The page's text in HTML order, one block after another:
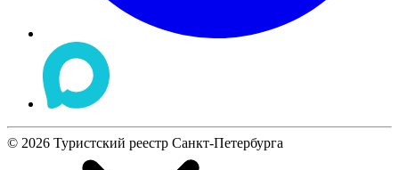
© 2026 Туристский реестр Санкт-Петербурга